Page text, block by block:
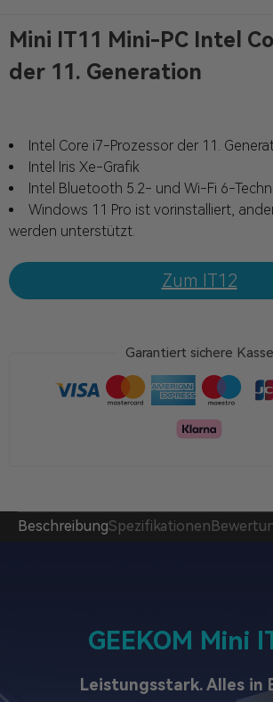
Mini IT11 Mini-PC Intel
der 11. Generation
Intel Core i7-Prozessor der 11.
Intel Iris Xe-Grafik
Intel Bluetooth 5.2- und Wi-Fi 6-
Windows 11 Pro ist vorinstalliert,
werden unterstützt.
Zum IT12
Garantiert sichere Kasse
BeschreibungSpezifikationen
GEEKOM Mini
Leistungsstark. Alles in